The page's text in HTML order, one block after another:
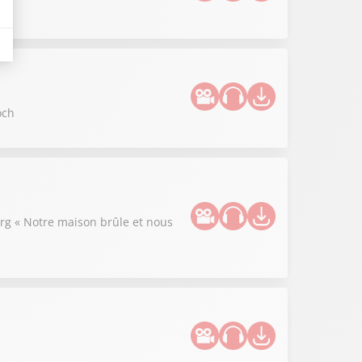
« Notre maison brûle et nous